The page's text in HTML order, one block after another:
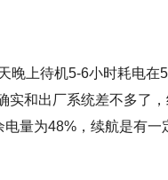
晚上待机5-6小时耗电在
和出厂系统差不多了
量为48%，续航是有一